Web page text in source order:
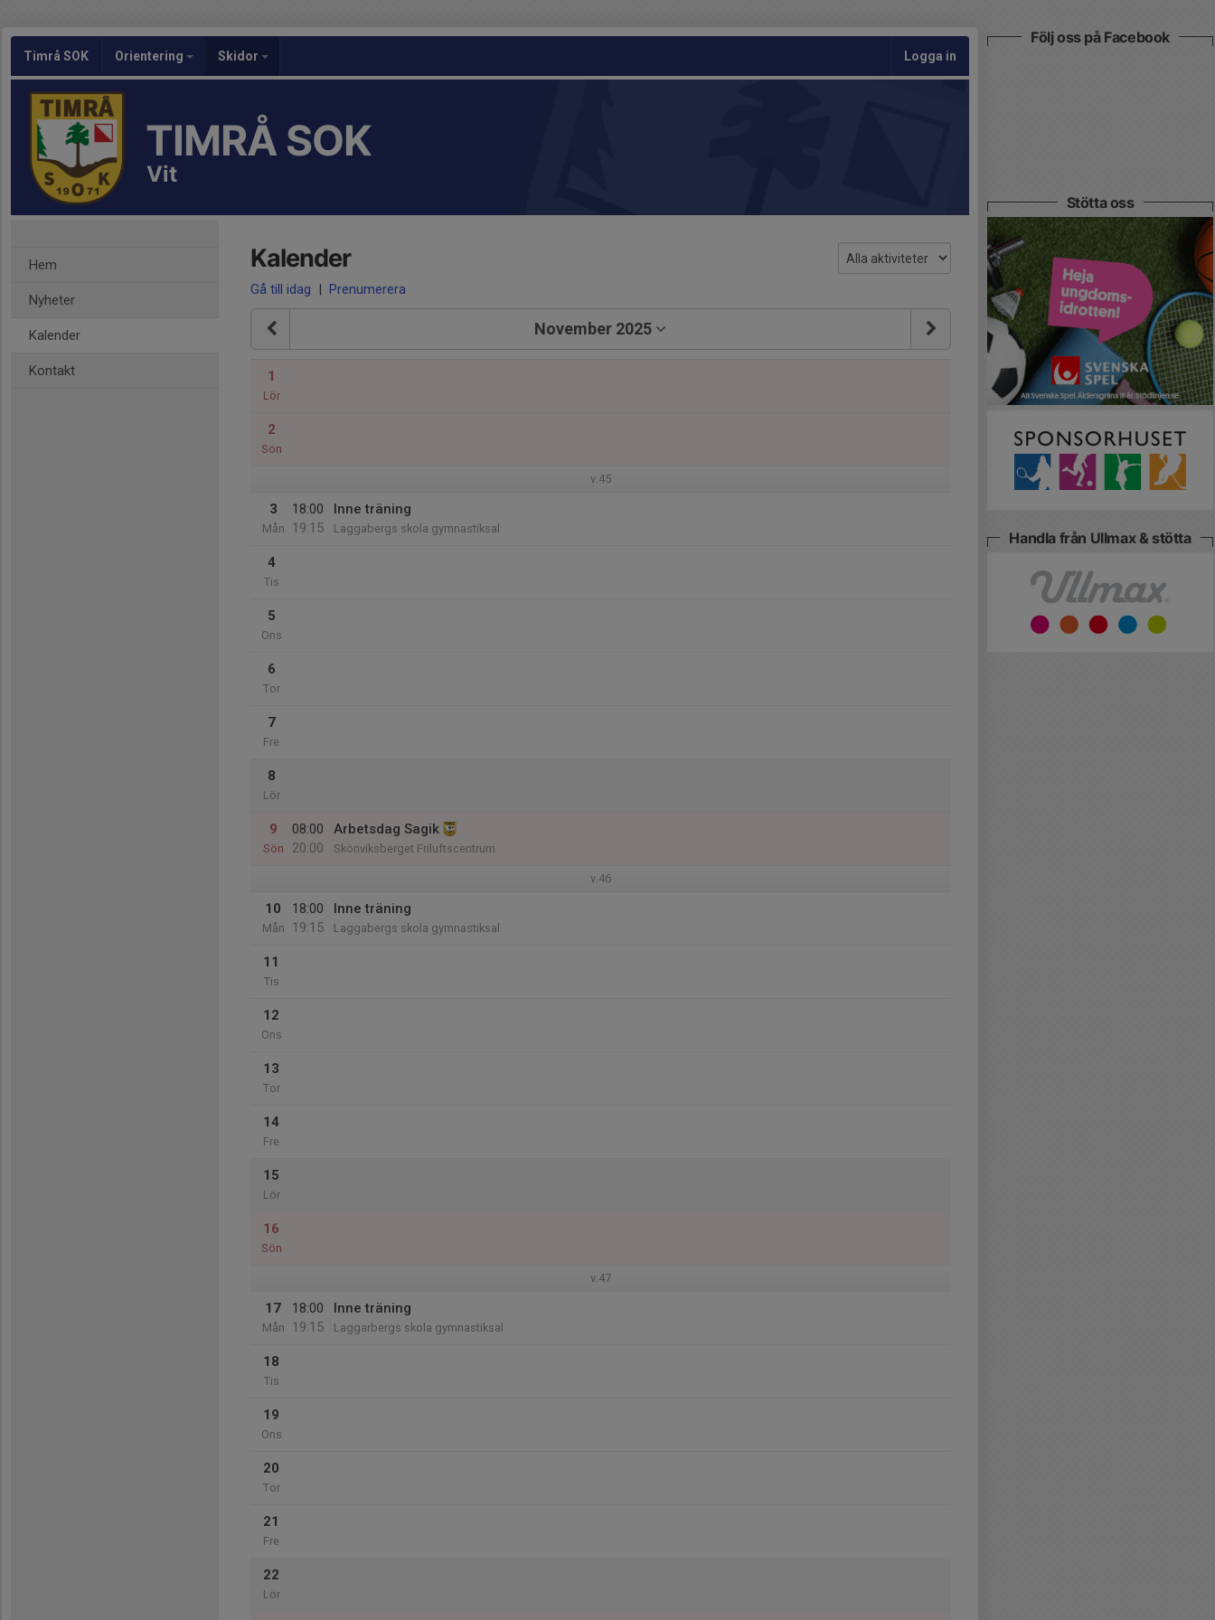
Timrå SOK Orientering Skidor Logga in
TIMRÅ SOK
Vit
Hem
Nyheter
Kalender
Kontakt
Kalender
Gå till idag | Prenumerera
November 2025
1
Lör
2
Sön
v.45
3
Mån
18:00
19:15
Inne träning
Laggabergs skola gymnastiksal
4
Tis
5
Ons
6
Tor
7
Fre
8
Lör
9
Sön
08:00
20:00
Arbetsdag Sagik
Skönviksberget Friluftscentrum
v.46
10
Mån
18:00
19:15
Inne träning
Laggabergs skola gymnastiksal
11
Tis
12
Ons
13
Tor
14
Fre
15
Lör
16
Sön
v.47
17
Mån
18:00
19:15
Inne träning
Laggarbergs skola gymnastiksal
18
Tis
19
Ons
20
Tor
21
Fre
22
Lör
Följ oss på Facebook
Stötta oss
Handla från Ullmax & stötta